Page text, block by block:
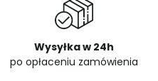
Wysyłka w 24h
po opłaceniu zamówienia